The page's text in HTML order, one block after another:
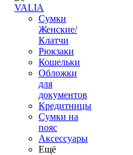
VALIA
Сумки
Женские/
Клатчи
Рюкзаки
Кошельки
Обложки
для
документов
Кредитницы
Сумки на
пояс
Аксессуары
Ещё